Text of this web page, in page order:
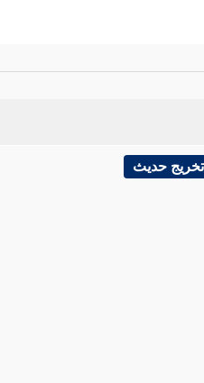
تخريج حديث